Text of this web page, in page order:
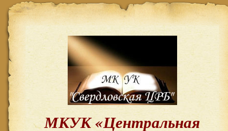
МКУК «Центральная